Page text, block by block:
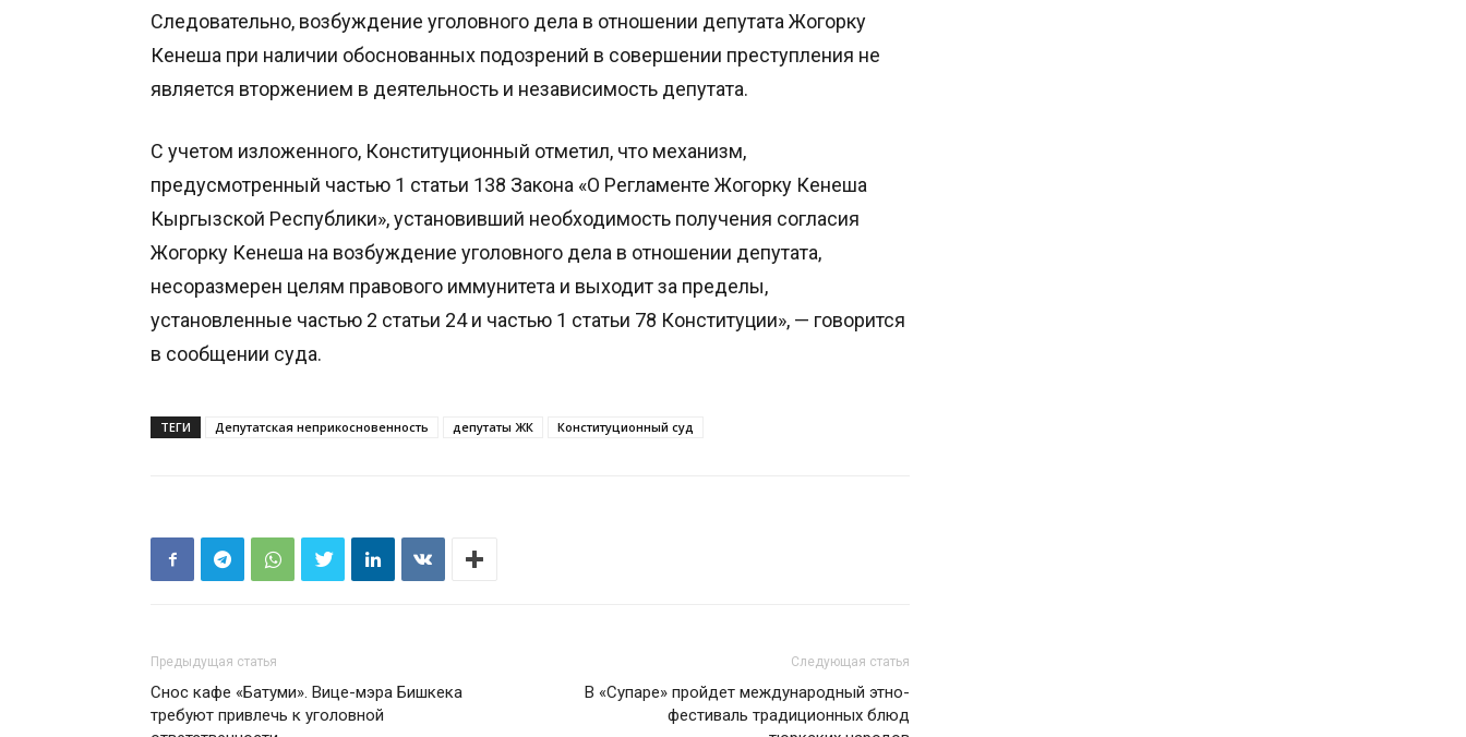
Следовательно, возбуждение уголовного дела в отношении депутата Жогорку
Кенеша при наличии обоснованных подозрений в совершении преступления не
является вторжением в деятельность и независимость депутата.
С учетом изложенного, Конституционный отметил, что механизм,
предусмотренный частью 1 статьи 138 Закона «О Регламенте Жогорку Кенеша
Кыргызской Республики», установивший необходимость получения согласия
Жогорку Кенеша на возбуждение уголовного дела в отношении депутата,
несоразмерен целям правового иммунитета и выходит за пределы,
установленные частью 2 статьи 24 и частью 1 статьи 78 Конституции», — говорится
в сообщении суда.
ТЕГИ Депутатская неприкосновенность депутаты ЖК Конституционный суд
Предыдущая статья
Снос кафе «Батуми». Вице-мэра Бишкека
требуют привлечь к уголовной
Следующая статья
В «Супаре» пройдет международный этно-
фестиваль традиционных блюд